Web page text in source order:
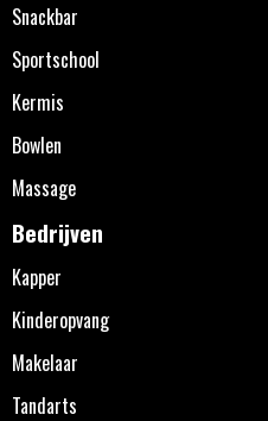
Snackbar
Sportschool
Kermis
Bowlen
Massage
Bedrijven
Kapper
Kinderopvang
Makelaar
Tandarts